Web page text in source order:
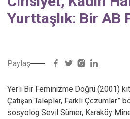
Yurttaşlık: Bir AB
Paylaş
Yerli Bir Feminizme Doğru (2001)
Çatışan Talepler, Farklı Çözümler”
sosyolog Sevil Sümer, Karaköy